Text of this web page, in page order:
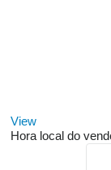
View
Hora local do